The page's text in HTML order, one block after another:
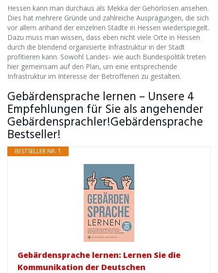
Hessen kann man durchaus als Mekka der Gehörlosen ansehen.
Dies hat mehrere Gründe und zahlreiche Ausprägungen, die sich
vor allem anhand der einzelnen Städte in Hessen wiederspiegelt.
Dazu muss man wissen, dass eben nicht viele Orte in Hessen
durch die blendend organisierte Infrastruktur in der Stadt
profitieren kann. Sowohl Landes- wie auch Bundespolitik treten
hier gemeinsam auf den Plan, um eine entsprechende
Infrastruktur im Interesse der Betroffenen zu gestalten.
Gebärdensprache lernen – Unsere 4
Empfehlungen für Sie als angehender
Gebärdensprachler!Gebärdensprache
Bestseller!
BESTSELLER NR. 1
Gebärdensprache lernen: Lernen Sie die
Kommunikation der Deutschen